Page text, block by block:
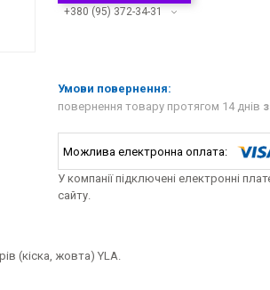
+380 (95) 372-34-31
повернення товару протягом 14 днів
У компанії підключені електронні
сайту.
(кіска, жовта) YLA.